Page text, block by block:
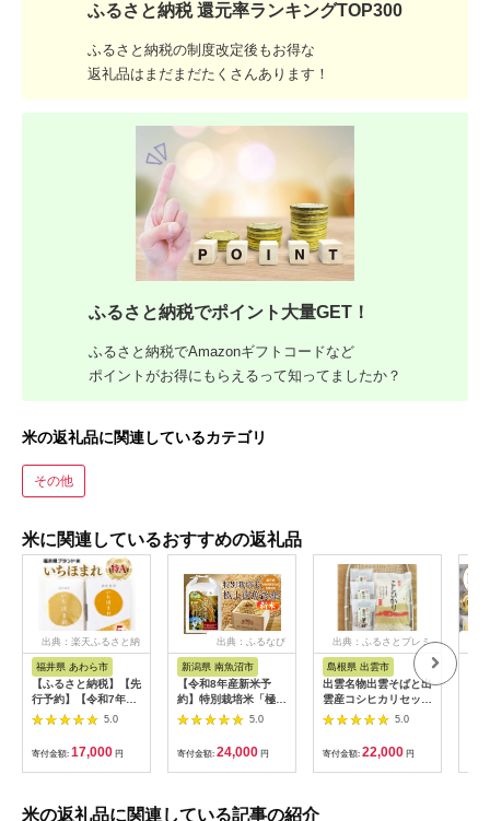
ふるさと納税 還元率ランキングTOP300
ふるさと納税の制度改定後もお得な
返礼品はまだまだたくさんあります！
ふるさと納税でポイント大量GET！
ふるさと納税でAmazonギフトコードなど
ポイントがお得にもらえるって知ってましたか？
米の返礼品に関連しているカテゴリ
その他
米に関連しているおすすめの返礼品
出典：楽天ふるさと納
福井県 あわら市
【ふるさと納税】【先
行予約】【令和7年
産】いちほまれ 精米
5kg 《ギフトにもお
すすめ！化粧箱入り》
／ 福井県産 ブランド
米 白米 贈り物 お取り
旬以降順次発送予定
5.0
寄付金額: 17,000 円
出典：ふるなび
新潟県 南魚沼市
【令和8年産新米予
約】特別栽培米「極上
南魚沼産コシヒカリ」
（有機肥料、8割減農
薬栽培）玄米5ｋｇ
【銘柄米 ブランド米
玄米 こしひかり コシ
米】【2026年10月上
5.0
寄付金額: 24,000 円
出典：ふるさとプレミ
アム
島根県 出雲市
出雲名物出雲そばと出
雲産コシヒカリセット
322032_EH0025.0
寄付金額: 22,000 円
米の返礼品に関連している記事の紹介